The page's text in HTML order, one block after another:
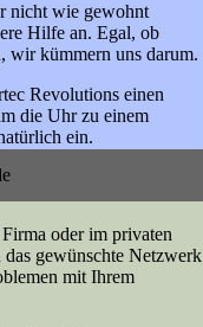
nicht wie gewohnt
Hilfe an. Egal, ob
wir kümmern uns darum.
Revolutions einen
die Uhr zu einem
ein.
oder im privaten
gewünschte Netzwerk
mit Ihrem